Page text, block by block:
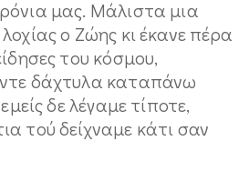
μας. Μάλιστα μια
ο Ζώης κι έκανε πέρα
του κόσμου,
δάχτυλα καταπάνω
δε λέγαμε τίποτε,
τού δείχναμε κάτι σαν